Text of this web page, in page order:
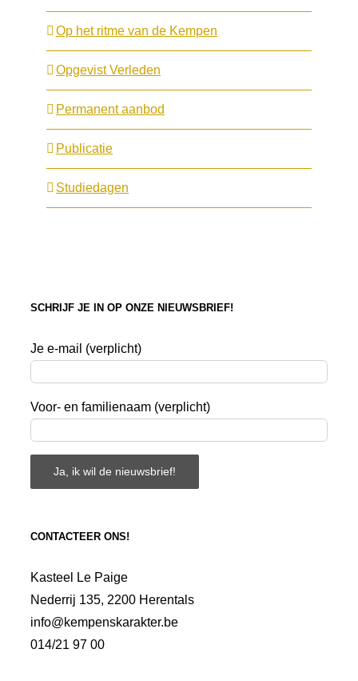
Op het ritme van de Kempen
Opgevist Verleden
Permanent aanbod
Publicatie
Studiedagen
SCHRIJF JE IN OP ONZE NIEUWSBRIEF!
Je e-mail (verplicht)
Voor- en familienaam (verplicht)
CONTACTEER ONS!
Kasteel Le Paige
Nederrij 135, 2200 Herentals
info@kempenskarakter.be
014/21 97 00